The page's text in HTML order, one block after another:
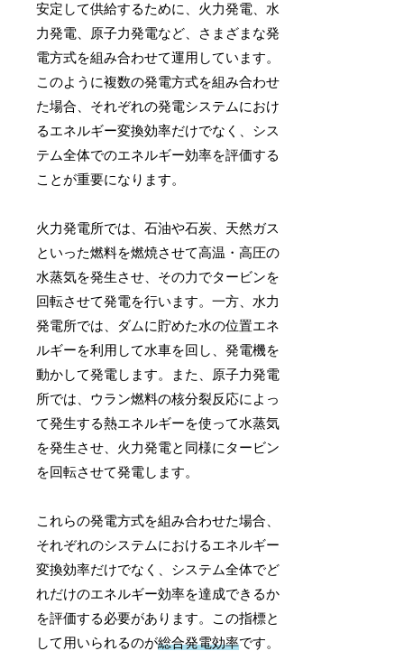
安定して供給するために、火力発電、水
力発電、原子力発電など、さまざまな発
電方式を組み合わせて運用しています。
このように複数の発電方式を組み合わせ
た場合、それぞれの発電システムにおけ
るエネルギー変換効率だけでなく、シス
テム全体でのエネルギー効率を評価する
ことが重要になります。
火力発電所では、石油や石炭、天然ガス
といった燃料を燃焼させて高温・高圧の
水蒸気を発生させ、その力でタービンを
回転させて発電を行います。一方、水力
発電所では、ダムに貯めた水の位置エネ
ルギーを利用して水車を回し、発電機を
動かして発電します。また、原子力発電
所では、ウラン燃料の核分裂反応によっ
て発生する熱エネルギーを使って水蒸気
を発生させ、火力発電と同様にタービン
を回転させて発電します。
これらの発電方式を組み合わせた場合、
それぞれのシステムにおけるエネルギー
変換効率だけでなく、システム全体でど
れだけのエネルギー効率を達成できるか
を評価する必要があります。この指標と
して用いられるのが総合発電効率です。